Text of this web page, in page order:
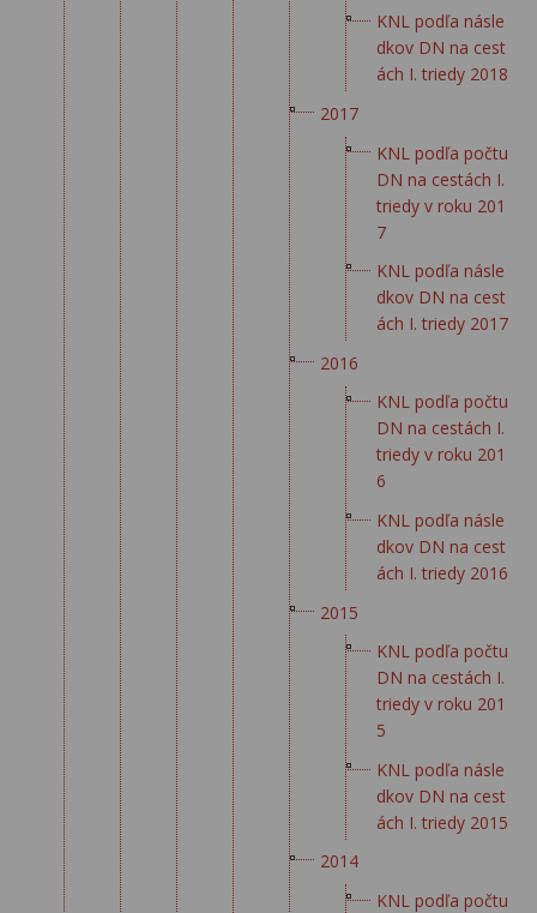
KNL podľa násle
dkov DN na cest
ách I. triedy 2018
2017
KNL podľa počtu
DN na cestách I.
triedy v roku 201
7
KNL podľa násle
dkov DN na cest
ách I. triedy 2017
2016
KNL podľa počtu
DN na cestách I.
triedy v roku 201
6
KNL podľa násle
dkov DN na cest
ách I. triedy 2016
2015
KNL podľa počtu
DN na cestách I.
triedy v roku 201
5
KNL podľa násle
dkov DN na cest
ách I. triedy 2015
2014
KNL podľa počtu